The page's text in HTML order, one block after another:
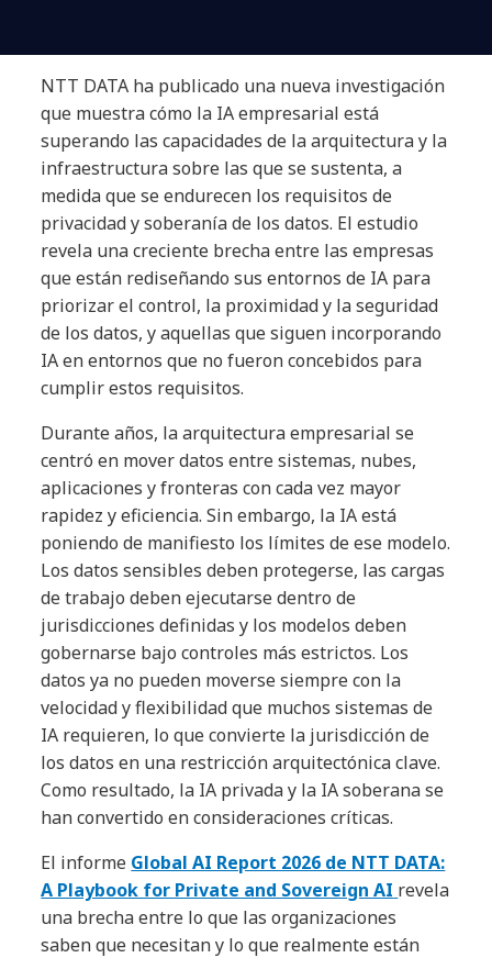
NTT DATA ha publicado una nueva investigación
que muestra cómo la IA empresarial está
superando las capacidades de la arquitectura y la
infraestructura sobre las que se sustenta, a
medida que se endurecen los requisitos de
privacidad y soberanía de los datos. El estudio
revela una creciente brecha entre las empresas
que están rediseñando sus entornos de IA para
priorizar el control, la proximidad y la seguridad
de los datos, y aquellas que siguen incorporando
IA en entornos que no fueron concebidos para
cumplir estos requisitos.
Durante años, la arquitectura empresarial se
centró en mover datos entre sistemas, nubes,
aplicaciones y fronteras con cada vez mayor
rapidez y eficiencia. Sin embargo, la IA está
poniendo de manifiesto los límites de ese modelo.
Los datos sensibles deben protegerse, las cargas
de trabajo deben ejecutarse dentro de
jurisdicciones definidas y los modelos deben
gobernarse bajo controles más estrictos. Los
datos ya no pueden moverse siempre con la
velocidad y flexibilidad que muchos sistemas de
IA requieren, lo que convierte la jurisdicción de
los datos en una restricción arquitectónica clave.
Como resultado, la IA privada y la IA soberana se
han convertido en consideraciones críticas.
El informe Global AI Report 2026 de NTT DATA:
A Playbook for Private and Sovereign AI revela
una brecha entre lo que las organizaciones
saben que necesitan y lo que realmente están